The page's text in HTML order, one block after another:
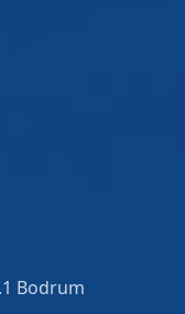
Bodrum